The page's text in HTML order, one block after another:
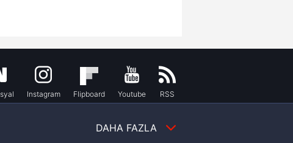
Instagram Flipboard Youtube RSS
DAHA FAZLA